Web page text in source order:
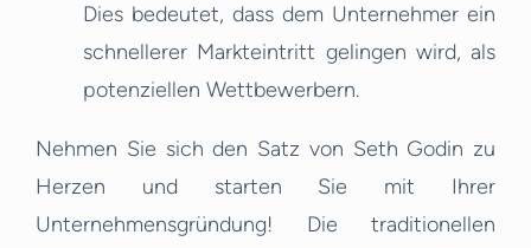
Dies bedeutet, dass dem Unternehmer ein
schnellerer Markteintritt gelingen wird, als
potenziellen Wettbewerbern.
Nehmen Sie sich den Satz von Seth Godin zu
Herzen und starten Sie mit Ihrer
Unternehmensgründung! Die traditionellen